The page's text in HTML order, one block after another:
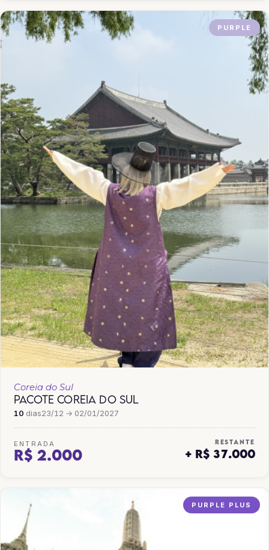
PURPLE
Coreia do Sul
PACOTE COREIA DO SUL
10 dias23/12 → 02/01/2027
ENTRADA
R$ 2.000
RESTANTE
+ R$ 37.000
PURPLE PLUS